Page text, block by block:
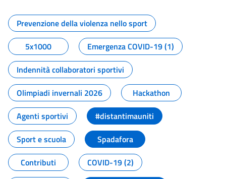
Tutti i contenuti della pagina
Prevenzione della violenza nello sport
5x1000
Emergenza COVID-19 (1)
Indennità collaboratori sportivi
Olimpiadi invernali 2026
Hackathon
Agenti sportivi
#distantimauniti
Sport e scuola
Spadafora
Contributi
COVID-19 (2)